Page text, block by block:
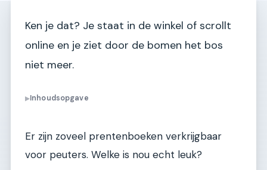
Ken je dat? Je staat in de winkel of scrollt
online en je ziet door de bomen het bos
niet meer.
▶Inhoudsopgave
Er zijn zoveel prentenboeken verkrijgbaar
voor peuters. Welke is nou echt leuk?